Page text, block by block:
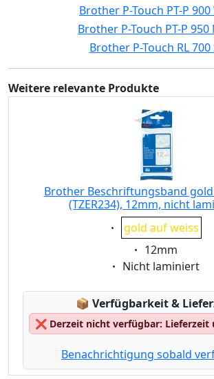
Brother P-Touch PT-P 900
Brother P-Touch PT-P 950
Brother P-Touch RL 700
Weitere relevante Produkte
Brother Beschriftungsband
(TZER234), 12mm, nicht
Eigenschaft:
gold auf weiss
Eigenschaft:
12mm
Eigenschaft:
Nicht laminiert
📦 Lagerstatus:
Verfügbarkeit &
❌ Derzeit nicht verfügbar: Lieferzeit
Benachrichtigung sobald